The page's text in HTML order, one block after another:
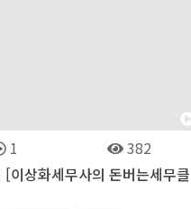
1
382
이상화세무사의 돈버는세무클